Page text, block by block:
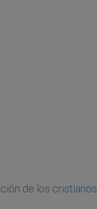
de los cristianos